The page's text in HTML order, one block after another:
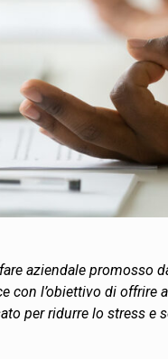
aziendale promosso
con l’obiettivo di
per ridurre lo stress e